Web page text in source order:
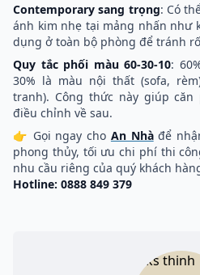
Contemporary sang trọng: Có
ánh kim nhẹ tại mảng nhấn như
dụng ở toàn bộ phòng để tránh
Quy tắc phối màu 60-30-10:
30% là màu nội thất (sofa,
tranh). Công thức này giúp
điều chỉnh về sau.
👉 Gọi ngay cho An Nhàđể
phong thủy, tối ưu chi phí thi
nhu cầu riêng của quý khách
Hotline: 0888 849 379